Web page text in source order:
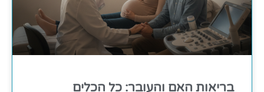
בריאות האם והעובר: כל הכלים